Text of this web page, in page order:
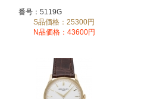
番号：5119G
S品価格：25300円
N品価格：43600円